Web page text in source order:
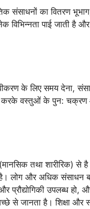
संसाधनों का वितरण
पाई जाती है
के लिए समय देना,
वस्तुओं के पुन: चक्रण और
तथा शारीरिक) से
है। लोग और अधिक संसाधन
उपलब्ध हो,
से जानता है। शिक्षा